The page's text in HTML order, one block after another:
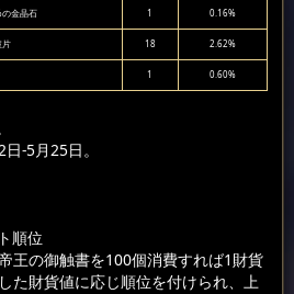
金晶石 1 0.16%
片 18 2.62%
1 0.60%
-5月25日。
順位
王の御触書を100個消費すれば1財貨
た財貨値に応じ順位を付けられ、上